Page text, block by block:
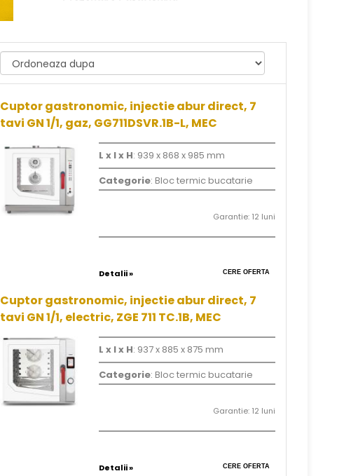
Cuptor gastronomic, injectie abur direct, 7
tavi GN 1/1, gaz, GG711DSVR.1B-L, MEC
L x l x H: 939 x 868 x 985 mm
Categorie: Bloc termic bucatarie
Garantie: 12 luni
Detalii » CERE OFERTA
Cuptor gastronomic, injectie abur direct, 7
tavi GN 1/1, electric, ZGE 711 TC.1B, MEC
L x l x H: 937 x 885 x 875 mm
Categorie: Bloc termic bucatarie
Garantie: 12 luni
Detalii » CERE OFERTA